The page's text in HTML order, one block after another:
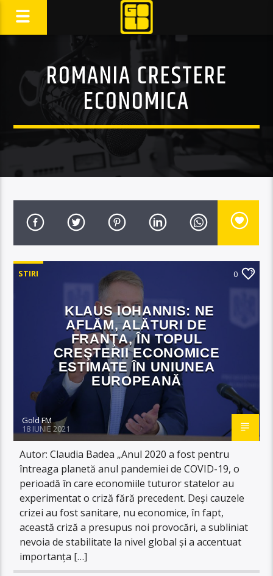
ROMANIA CRESTERE
ECONOMICA
STIRI 0
KLAUS IOHANNIS: NE
AFLĂM, ALĂTURI DE
FRANŢA, ÎN TOPUL
CREŞTERII ECONOMICE
ESTIMATE ÎN UNIUNEA
EUROPEANĂ
Gold FM
18 IUNIE 2021
Autor: Claudia Badea „Anul 2020 a fost pentru
întreaga planetă anul pandemiei de COVID-19, o
perioadă în care economiile tuturor statelor au
experimentat o criză fără precedent. Deşi cauzele
crizei au fost sanitare, nu economice, în fapt,
această criză a presupus noi provocări, a subliniat
nevoia de stabilitate la nivel global şi a accentuat
importanţa […]